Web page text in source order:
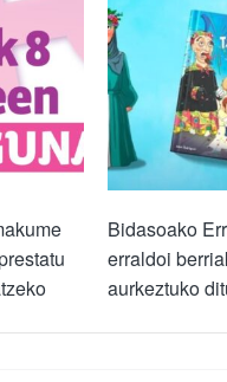
Bidasoako
erraldoi
aurkeztuko